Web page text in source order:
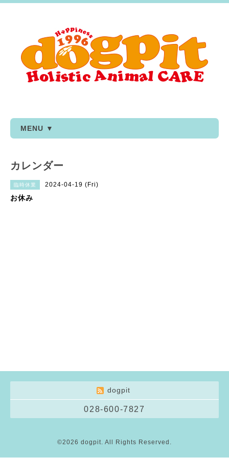
MENU ▼
カレンダー
臨時休業 2024-04-19 (Fri)
お休み
dogpit
028-600-7827
©2026 dogpit. All Rights Reserved.